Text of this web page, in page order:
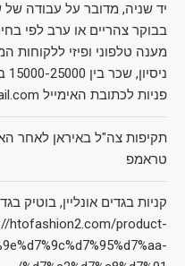
יד שניה, מדובר על עבודה של
בבוקר צהריים או ערב לפי
פניות לכתובת האימייל allwhatyouneed2024@gmail.com
תקיפות צה"ל באיראן לאחר
טראמפ
קניות בגדים אונליין,
htofashion2.com/product-